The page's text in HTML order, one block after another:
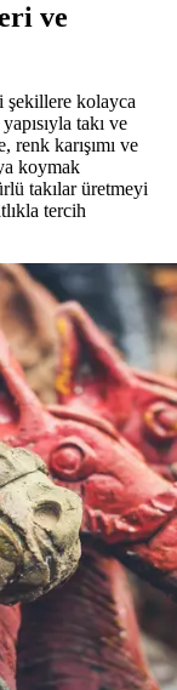
ve
şekillere kolayca
takı ve
renk karışımı ve
koymak
takılar üretmeyi
tercih